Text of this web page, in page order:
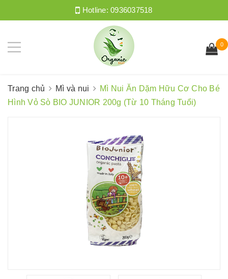
Hotline:0936037518
0
Trang chủ Mì và nui
Mì Nui Ăn Dặm Hữu Cơ Cho Bé
Hình Vỏ Sò BIO JUNIOR 200g (Từ 10 Tháng Tuổi)